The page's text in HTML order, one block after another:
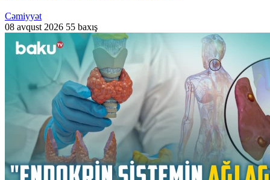
Cəmiyyət
08 avqust 2026 55 baxış